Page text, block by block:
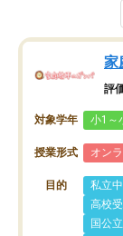
家
評
対象学年 小1～
授業形式 オン
目的 私立
高校
国公